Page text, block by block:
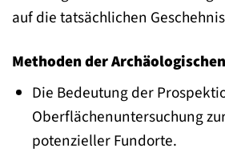
auf die tatsächlichen
Methoden der
Die Bedeutung der
Oberflächenuntersuchung
potenzieller Fundorte.